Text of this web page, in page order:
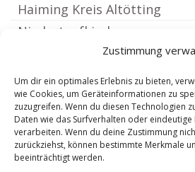
Zustimmung
Um dir ein optimales Erlebnis zu bieten,
wie Cookies, um Geräteinformationen zu
zuzugreifen. Wenn du diesen Technologien
Daten wie das Surfverhalten oder
verarbeiten. Wenn du deine Zustimmung
zurückziehst, können bestimmte Merkmale
beeinträchtigt werden.
Haiming Kreis Altötting
Niedertaufkirchen
Julbach Niederbayern
Kastl Kreis Altötting
Teising
Triftern
Gangkofen
Kirchdorf am Inn